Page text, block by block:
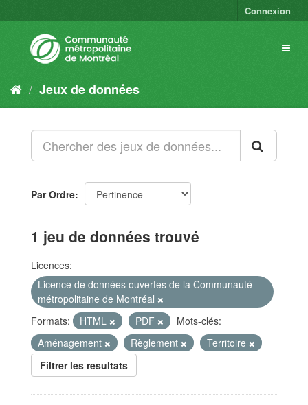
Connexion
Jeux de données
Par Ordre
1 jeu de données trouvé
Licences:
Licence de données ouvertes de la Communauté
métropolitaine de Montréal
Formats:
HTML PDF
Mots-clés:
Aménagement
Règlement
Territoire
Filtrer les resultats